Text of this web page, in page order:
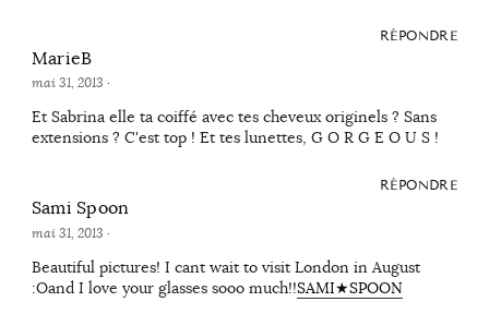
RÉPONDRE
MarieB
mai 31, 2013 ·
Et Sabrina elle ta coiffé avec tes cheveux originels ? Sans
extensions ? C'est top ! Et tes lunettes, G O R G E O U S !
RÉPONDRE
Sami Spoon
mai 31, 2013 ·
Beautiful pictures! I cant wait to visit London in August
:Oand I love your glasses sooo much!!SAMI★SPOON